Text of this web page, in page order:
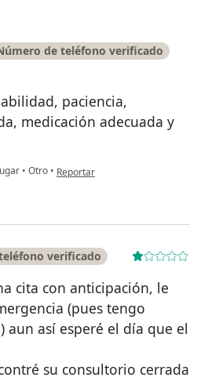
de teléfono verificado
paciencia,
medicación adecuada y
• Otro • en opinión del usuario Rosario
Reportar
verificado
cita con anticipación, le
(pues tengo
aun así esperé el día que el
su consultorio cerrada